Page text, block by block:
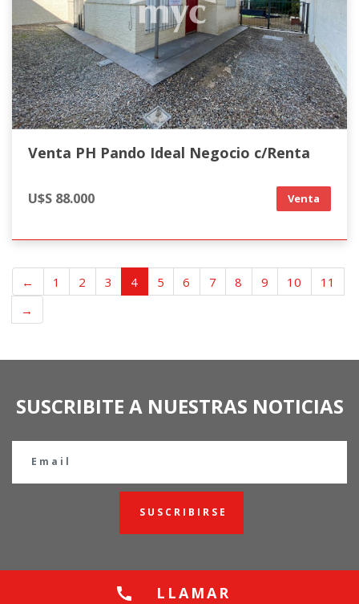
Venta PH Pando Ideal Negocio c/Renta
U$S 88.000 Venta
← 1 2 3 4 5 6 7 8 9 10
11
→
SUSCRIBITE A NUESTRAS NOTICIAS
SUSCRIBIRSE
LLAMAR